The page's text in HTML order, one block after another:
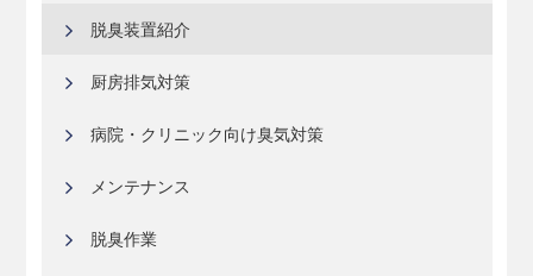
脱臭装置紹介
厨房排気対策
病院・クリニック向け臭気対策
メンテナンス
脱臭作業